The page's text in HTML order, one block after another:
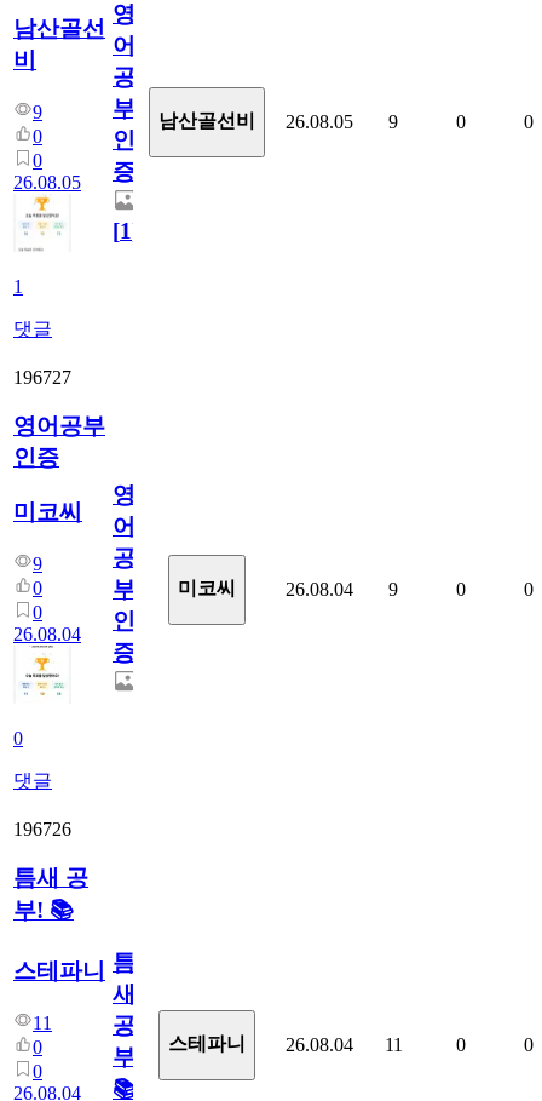
남산골선
비
9
0
0
26.08.05
1
댓글
영
어
공
부
인
증
[1]
남산골선비 26.08.05 9 0 0
196727
영어공부
인증
미코씨
9
0
0
26.08.04
0
댓글
영
어
공
부
인
증
미코씨 26.08.04 9 0 0
196726
틈새 공
부! 📚
스테파니
11
0
0
26.08.04
틈
새
공
부!
📚
스테파니 26.08.04 11 0 0